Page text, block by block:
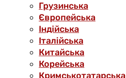
Грузинська
Європейська
Індійська
Італійська
Китайська
Корейська
Кримськотатарська